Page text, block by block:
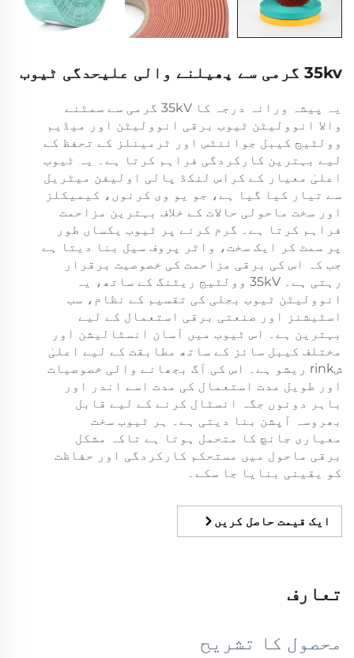
35kv گرمی سے پھیلنے والی علیحدگی ٹیوب
یہ پیشہ ورانہ درجہ کا 35kV گرمی سے سمٹنے
والا انوولیٹن ٹیوب برقی انوولیٹن اور میڈیم
وولٹیج کیبل جوائنٹس اور ٹرمینلز کے تحفظ کے
لیے بہترین کارکردگی فراہم کرتا ہے۔ یہ ٹیوب
اعلیٰ معیار کے کراس لنکڈ پالی اولیفن میٹریل
سے تیار کیا گیا ہے، جو یو وی کرنوں، کیمیکلز
اور سخت ماحولی حالات کے خلاف بہترین مزاحمت
فراہم کرتا ہے۔ گرم کرنے پر ٹیوب یکساں طور
پر سمٹ کر ایک سخت، واٹر پروف سیل بنا دیتا ہے
جب کہ اس کی برقی مزاحمت کی خصوصیت برقرار
رہتی ہے۔ 35kV وولٹیج ریٹنگ کے ساتھ، یہ
انوولیٹن ٹیوب بجلی کی تقسیم کے نظام، سب
اسٹیشنز اور صنعتی برقی استعمال کے لیے
بہترین ہے۔ اس ٹیوب میں آسان انسٹالیشن اور
مختلف کیبل سائز کے ساتھ مطابقت کے لیے اعلیٰ
شrink ریشو ہے۔ اس کی آگ بجھانے والی خصوصیات
اور طویل مدت استعمال کی مدت اسے اندر اور
باہر دونوں جگہ انسٹال کرنے کے لیے قابل
بھروسہ آپشن بنا دیتی ہے۔ ہر ٹیوب سخت
معیاری جانچ کا متحمل ہوتا ہے تاکہ مشکل
برقی ماحول میں مستحکم کارکردگی اور حفاظت
کو یقینی بنایا جا سکے۔
ایک قیمت حاصل کریں
تعارف
محصول کا تشریح